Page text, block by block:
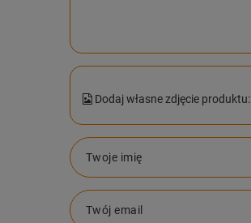
Dodaj własne zdjęcie produktu:
Twoje imię
Twój email